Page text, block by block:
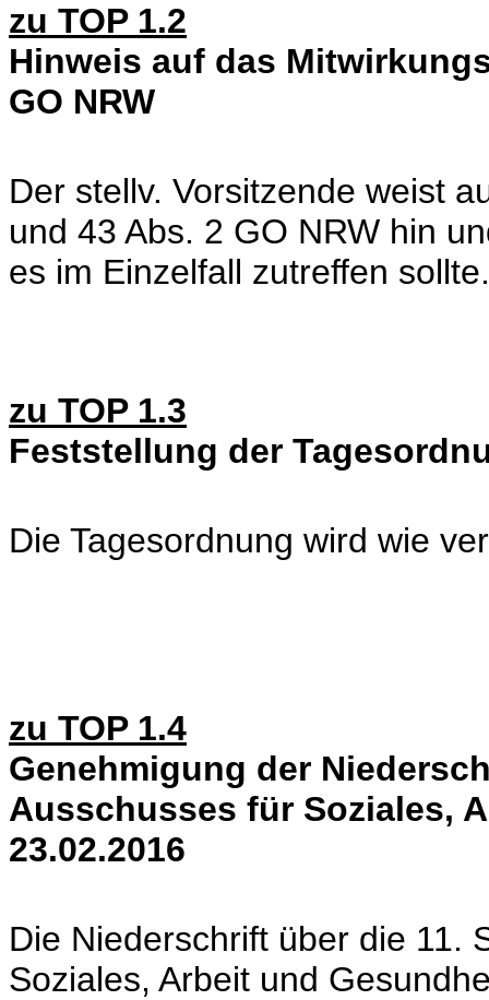
zu TOP 1.2
Hinweis auf das
GO NRW
Der stellv. Vorsitzende weist
und 43 Abs. 2 GO NRW hin
es im Einzelfall zutreffen sollte.
zu TOP 1.3
Feststellung der
Die Tagesordnung wird wie
zu TOP 1.4
Genehmigung der
Ausschusses für Soziales,
23.02.2016
Die Niederschrift über die 11.
Soziales, Arbeit und